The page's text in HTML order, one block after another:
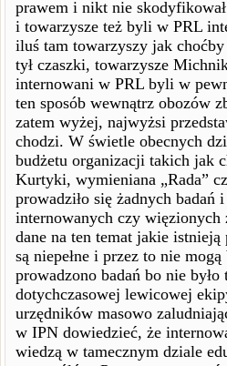
prawem i nikt nie
i towarzysze też byli w PRL
iluś tam towarzyszy jak
tył czaszki, towarzysze
internowani w PRL byli w
ten sposób wewnątrz obozów
zatem wyżej, najwyżsi
chodzi. W świetle obecnych
budżetu organizacji takich jak
Kurtyki, wymieniana „Rada”
prowadziło się żadnych
internowanych czy więzionych
dane na ten temat jakie istnieją
są niepełne i przez to nie
prowadzono badań bo nie
dotychczasowej lewicowej
urzędników masowo
w IPN dowiedzieć, że
wiedzą w tamecznym dziale